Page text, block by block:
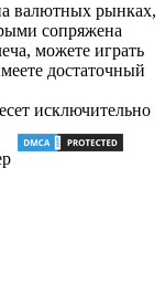
валютных рынках,
сопряжена
можете играть
достаточный
исключительно